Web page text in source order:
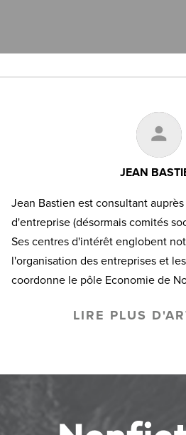
JEAN
Jean Bastien est consultant
d'entreprise (désormais comités
Ses centres d'intérêt englobent
l'organisation des entreprises et
coordonne le pôle Economie de
LIRE PLUS